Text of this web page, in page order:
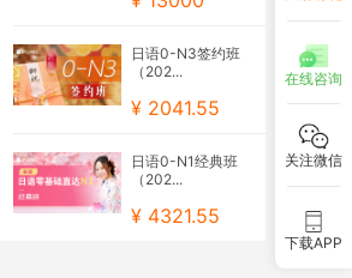
日语0-N3签约班
（202...
¥ 2041.55
日语0-N1经典班
（202...
¥ 4321.55
在线咨询
关注微信
下载APP